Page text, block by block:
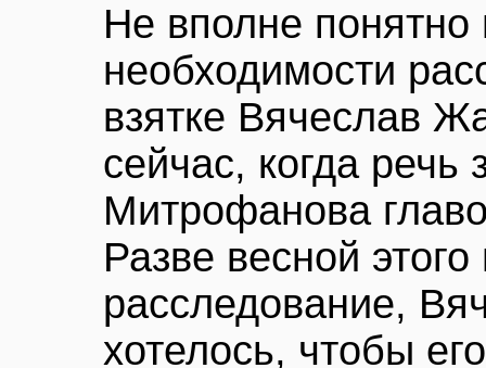
Не вполне понятно
необходимости
взятке Вячеслав
сейчас, когда
Митрофанова
Разве весной
расследование,
хотелось, чтобы